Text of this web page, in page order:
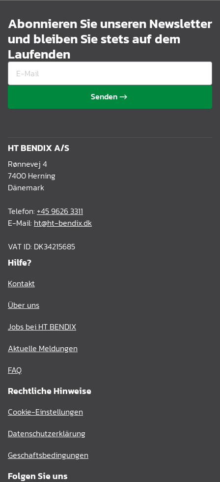
Abonnieren Sie unseren Newsletter
und bleiben Sie stets auf dem
Laufenden
Senden
HT BENDIX A/S
Rønnevej 4
7400 Herning
Dänemark
Telefon: +45 9626 3311
E-Mail: ht@ht-bendix.dk
VAT ID: DK34215685
Hilfe?
Kontakt
Über uns
Jobs bei HT BENDIX
Aktuelle Meldungen
FAQ
Rechtliche Hinweise
Cookie-Einstellungen
Datenschutzerklärung
Geschaftsbedingungen
Folgen Sie uns